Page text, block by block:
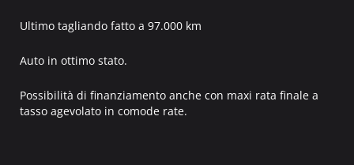
Ultimo tagliando fatto a 97.000 km
Auto in ottimo stato.
Possibilità di finanziamento anche con maxi rata finale a
tasso agevolato in comode rate.